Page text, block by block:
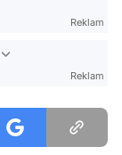
Reklam
Reklam